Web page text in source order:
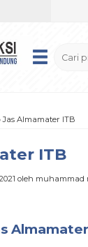
Jas Almamater ITB
ITB
oleh